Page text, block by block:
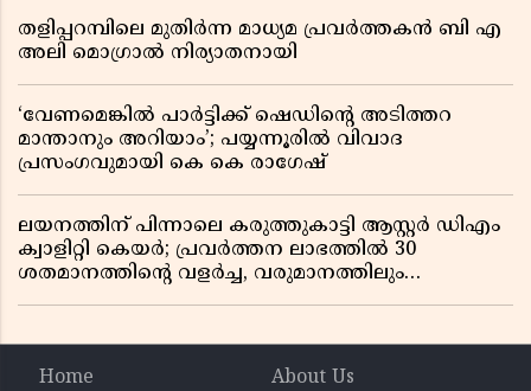
തളിപ്പറമ്പിലെ മുതിർന്ന മാധ്യമ പ്രവർത്തകൻ ബി എ
അലി മൊഗ്രാൽ നിര്യാതനായി
‘വേണമെങ്കിൽ പാർട്ടിക്ക് ഷെഡിൻ്റെ അടിത്തറ
മാന്താനും അറിയാം’; പയ്യന്നൂരിൽ വിവാദ
പ്രസംഗവുമായി കെ കെ രാഗേഷ്
ലയനത്തിന് പിന്നാലെ കരുത്തുകാട്ടി ആസ്റ്റർ ഡിഎം
ക്വാളിറ്റി കെയർ; പ്രവർത്തന ലാഭത്തിൽ 30
ശതമാനത്തിൻ്റെ വളർച്ച, വരുമാനത്തിലും
Home
About Us